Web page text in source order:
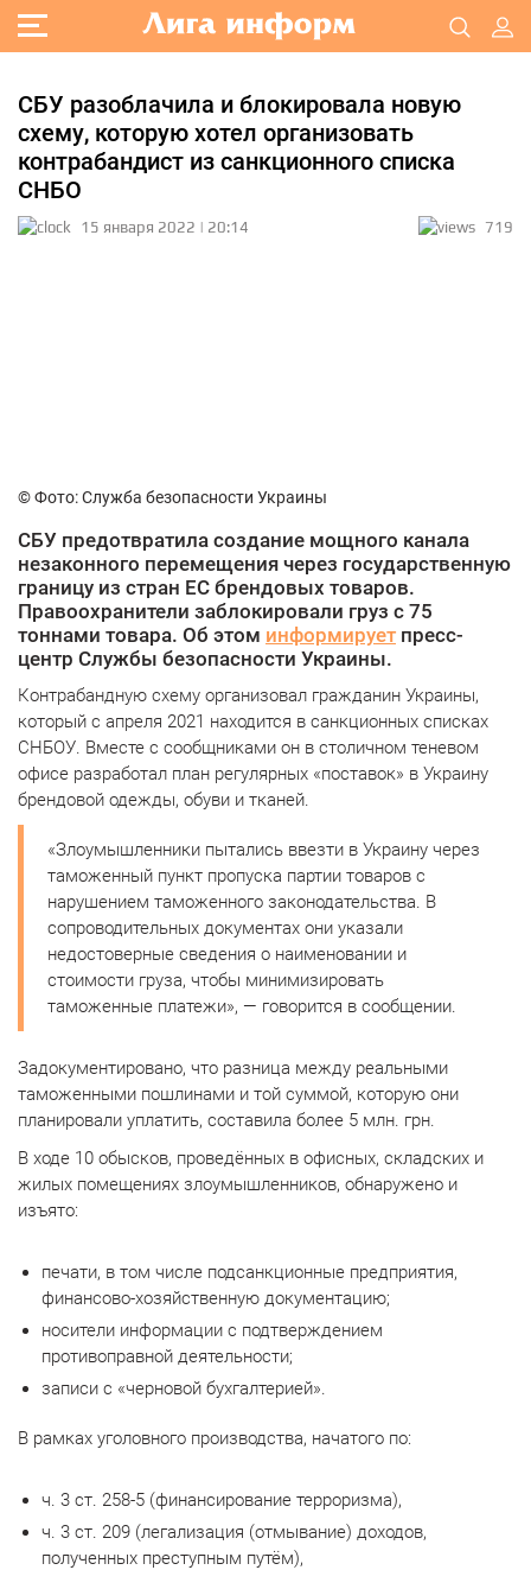
СБУ разоблачила и блокировала новую
схему, которую хотел организовать
контрабандист из санкционного списка
СНБО
15 января 2022 | 20:14 719
© Фото: Служба безопасности Украины
СБУ предотвратила создание мощного канала
незаконного перемещения через государственную
границу из стран ЕС брендовых товаров.
Правоохранители заблокировали груз с 75
тоннами товара. Об этом информирует пресс-
центр Службы безопасности Украины.
Контрабандную схему организовал гражданин Украины,
который с апреля 2021 находится в санкционных списках
СНБОУ. Вместе с сообщниками он в столичном теневом
офисе разработал план регулярных «поставок» в Украину
брендовой одежды, обуви и тканей.
«Злоумышленники пытались ввезти в Украину через
таможенный пункт пропуска партии товаров с
нарушением таможенного законодательства. В
сопроводительных документах они указали
недостоверные сведения о наименовании и
стоимости груза, чтобы минимизировать
таможенные платежи», — говорится в сообщении.
Задокументировано, что разница между реальными
таможенными пошлинами и той суммой, которую они
планировали уплатить, составила более 5 млн. грн.
В ходе 10 обысков, проведённых в офисных, складских и
жилых помещениях злоумышленников, обнаружено и
изъято:
печати, в том числе подсанкционные предприятия,
финансово-хозяйственную документацию;
носители информации с подтверждением
противоправной деятельности;
записи с «черновой бухгалтерией».
В рамках уголовного производства, начатого по:
ч. 3 ст. 258-5 (финансирование терроризма),
ч. 3 ст. 209 (легализация (отмывание) доходов,
полученных преступным путём),